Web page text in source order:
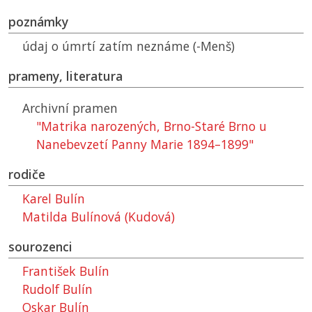
poznámky
údaj o úmrtí zatím neznáme (-Menš)
prameny, literatura
Archivní pramen
"Matrika narozených, Brno-Staré Brno u
Nanebevzetí Panny Marie 1894–1899"
rodiče
Karel Bulín
Matilda Bulínová (Kudová)
sourozenci
František Bulín
Rudolf Bulín
Oskar Bulín